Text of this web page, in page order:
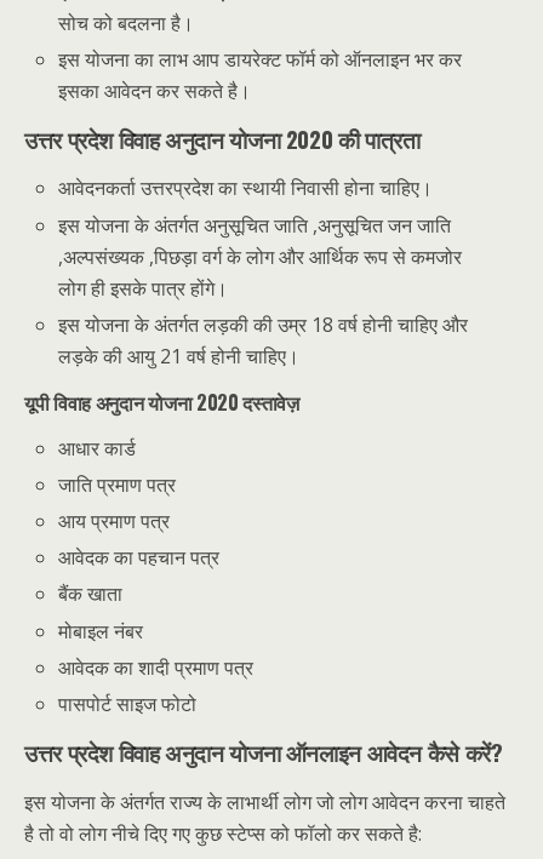
सोच को बदलना है।
इस योजना का लाभ आप डायरेक्ट फॉर्म को ऑनलाइन भर कर
इसका आवेदन कर सकते है।
उत्तर प्रदेश विवाह अनुदान योजना 2020 की पात्रता
आवेदनकर्ता उत्तरप्रदेश का स्थायी निवासी होना चाहिए।
इस योजना के अंतर्गत अनुसूचित जाति ,अनुसूचित जन जाति
,अल्पसंख्यक ,पिछड़ा वर्ग के लोग और आर्थिक रूप से कमजोर
लोग ही इसके पात्र होंगे।
इस योजना के अंतर्गत लड़की की उम्र 18 वर्ष होनी चाहिए और
लड़के की आयु 21 वर्ष होनी चाहिए।
यूपीविवाहअनुदानयोजना 2020 दस्तावेज़
आधार कार्ड
जाति प्रमाण पत्र
आय प्रमाण पत्र
आवेदक का पहचान पत्र
बैंक खाता
मोबाइल नंबर
आवेदक का शादी प्रमाण पत्र
पासपोर्ट साइज फोटो
उत्तर प्रदेश विवाह अनुदान योजना ऑनलाइन आवेदन कैसे करें?
इस योजना के अंतर्गत राज्य के लाभार्थी लोग जो लोग आवेदन करना चाहते
है तो वो लोग नीचे दिए गए कुछ स्टेप्स को फॉलो कर सकते है: